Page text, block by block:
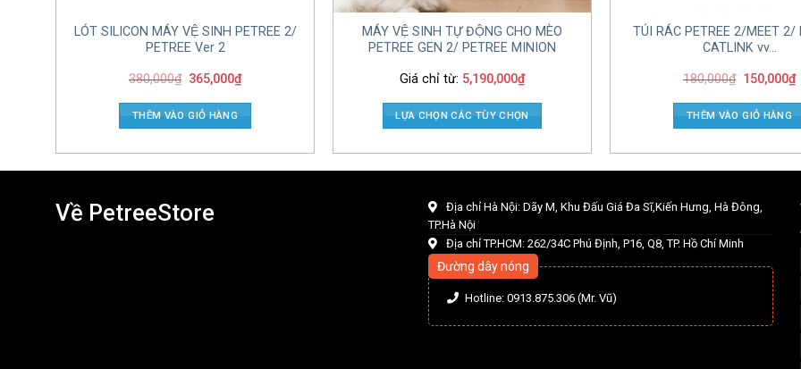
LÓT SILICON MÁY VỆ SINH PETREE 2/
PETREE Ver 2
380,000₫ 365,000₫
THÊM VÀO GIỎ HÀNG
MÁY VỆ SINH TỰ ĐỘNG CHO MÈO
PETREE GEN 2/ PETREE MINION
Giá chỉ từ: 5,190,000₫
LỰA CHỌN CÁC TÙY CHỌN
TÚI RÁC PETREE 2/MEET 2/
CATLINK vv…
180,000₫ 150,000₫
THÊM VÀO GIỎ HÀNG
Về PetreeStore
Địa chỉ Hà Nội: Dãy M, Khu Đấu Giá Đa Sĩ,Kiến Hưng, Hà Đông,
TP.Hà Nội
Địa chỉ TP.HCM: 262/34C Phú Định, P16, Q8, TP. Hồ Chí Minh
Đường dây nóng
Hotline: 0913.875.306 (Mr. Vũ)